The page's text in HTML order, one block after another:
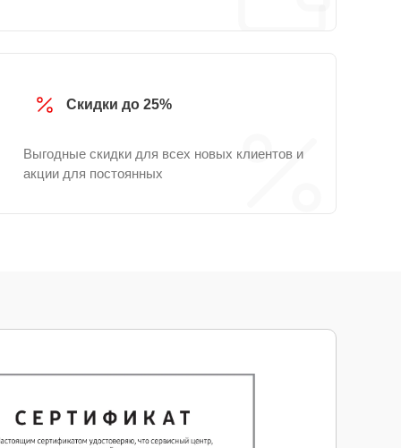
Скидки до 25%
Выгодные скидки для всех новых клиентов и
акции для постоянных